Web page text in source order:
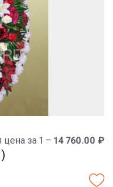
за 1 – 14 760.00 ₽